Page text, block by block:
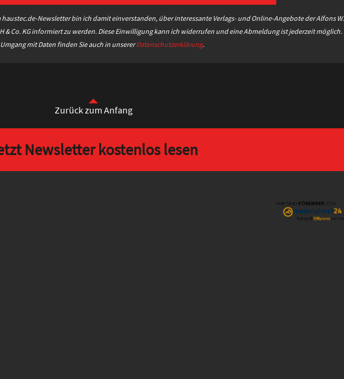
Newsletter bin ich damit einverstanden, über interessante Verlags- und Online-Angebote der Alfons W.
& Co. KG informiert zu werden. Diese Einwilligung kann ich widerrufen und eine Abmeldung ist jederzeit möglich.
mit Daten finden Sie auch in unsererDatenschutzerklärung.
Zurück zum Anfang
Newsletter kostenlos lesen